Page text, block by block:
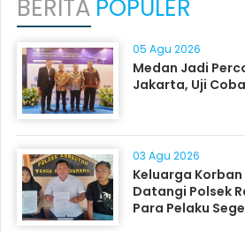
BERITA POPULER
05 Agu 2026
Medan Jadi
Jakarta, Uji
03 Agu 2026
Keluarga
Datangi Polsek
Para Pelaku